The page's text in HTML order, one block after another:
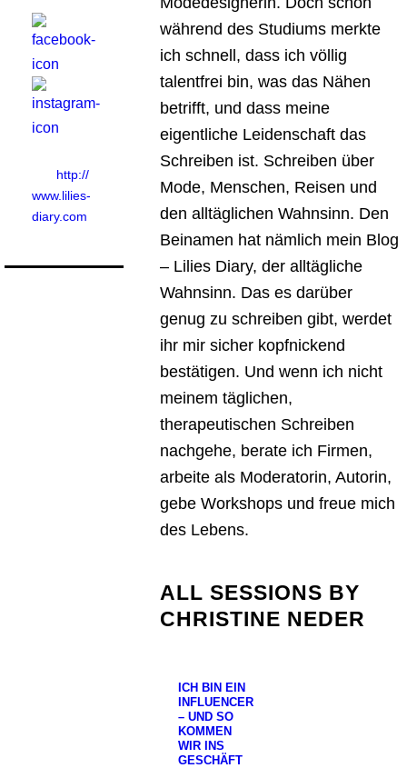
http://
www.lilies-
diary.com
während des Studiums merkte
ich schnell, dass ich völlig
talentfrei bin, was das Nähen
betrifft, und dass meine
eigentliche Leidenschaft das
Schreiben ist. Schreiben über
Mode, Menschen, Reisen und
den alltäglichen Wahnsinn. Den
Beinamen hat nämlich mein Blog
– Lilies Diary, der alltägliche
Wahnsinn. Das es darüber
genug zu schreiben gibt, werdet
ihr mir sicher kopfnickend
bestätigen. Und wenn ich nicht
meinem täglichen,
therapeutischen Schreiben
nachgehe, berate ich Firmen,
arbeite als Moderatorin, Autorin,
gebe Workshops und freue mich
des Lebens.
ALL SESSIONS BY
CHRISTINE NEDER
ICH BIN EIN
INFLUENCER
– UND SO
KOMMEN
WIR INS
GESCHÄFT